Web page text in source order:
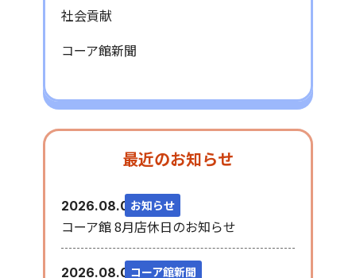
社会貢献
コーア館新聞
最近のお知らせ
2026.08.06お知らせ
コーア館 8月店休日のお知らせ
2026.08.03コーア館新聞